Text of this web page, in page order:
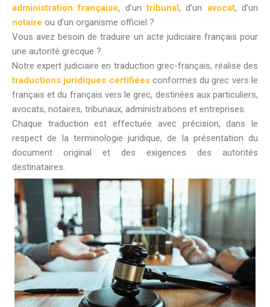
administration française, d’untribunal, d’un avocat, d’un
notaire ou d’un organisme officiel ?
Vous avez besoin de traduire un acte judiciaire français pour
une autorité grecque ?
Notre expert judiciaire en traduction grec-français, réalise des
traductions juridiques certifiéesconformes du grec vers le
français et du français vers le grec, destinées aux particuliers,
avocats, notaires, tribunaux, administrations et entreprises.
Chaque traduction est effectuée avec précision, dans le
respect de la terminologie juridique, de la présentation du
document original et des exigences des autorités
destinataires.